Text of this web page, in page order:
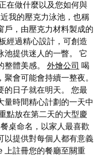
在做什麼以及您如何與
我的壓克力泳池，也稱
戶，由壓克力材料製成的
經過精心設計，可創造
池提供迷人的一瞥。 它
整體美感。 外燴公司 喝
會可能會持續一整夜。
的日子就在明天。 您最
量時間精心計劃的一天中
點放在第二天的大型慶
桌命名，以家人最喜歡
以提供對每個人都有意義
上註冊您的餐廳至關重